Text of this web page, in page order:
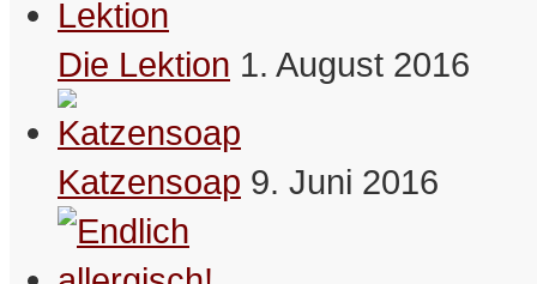
Die Lektion 1. August 2016
Katzensoap 9. Juni 2016